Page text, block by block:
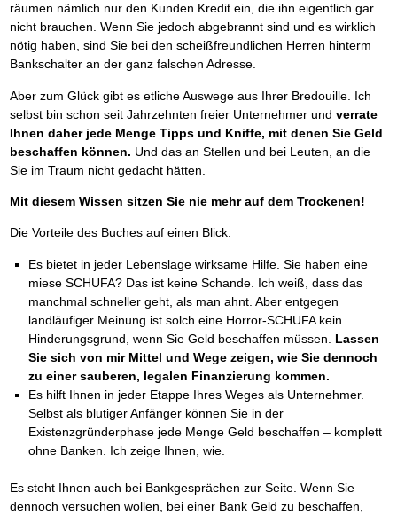
räumen nämlich nur den Kunden Kredit ein, die ihn eigentlich gar
nicht brauchen. Wenn Sie jedoch abgebrannt sind und es wirklich
nötig haben, sind Sie bei den scheißfreundlichen Herren hinterm
Bankschalter an der ganz falschen Adresse.
Aber zum Glück gibt es etliche Auswege aus Ihrer Bredouille. Ich
selbst bin schon seit Jahrzehnten freier Unternehmer und verrate
Ihnen daher jede Menge Tipps und Kniffe, mit denen Sie Geld
beschaffen können. Und das an Stellen und bei Leuten, an die
Sie im Traum nicht gedacht hätten.
Mit diesem Wissen sitzen Sie nie mehr auf dem Trockenen!
Die Vorteile des Buches auf einen Blick:
Es bietet in jeder Lebenslage wirksame Hilfe. Sie haben eine
miese SCHUFA? Das ist keine Schande. Ich weiß, dass das
manchmal schneller geht, als man ahnt. Aber entgegen
landläufiger Meinung ist solch eine Horror-SCHUFA kein
Hinderungsgrund, wenn Sie Geld beschaffen müssen. Lassen
Sie sich von mir Mittel und Wege zeigen, wie Sie dennoch
zu einer sauberen, legalen Finanzierung kommen.
Es hilft Ihnen in jeder Etappe Ihres Weges als Unternehmer.
Selbst als blutiger Anfänger können Sie in der
Existenzgründerphase jede Menge Geld beschaffen – komplett
ohne Banken. Ich zeige Ihnen, wie.
Es steht Ihnen auch bei Bankgesprächen zur Seite. Wenn Sie
dennoch versuchen wollen, bei einer Bank Geld zu beschaffen,